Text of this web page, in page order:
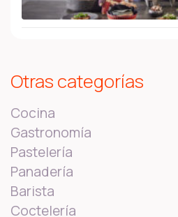
Otras categorías
Cocina
Gastronomía
Pastelería
Panadería
Barista
Coctelería